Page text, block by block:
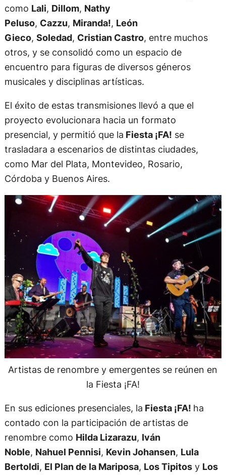
como Lali, Dillom, Nathy
Peluso, Cazzu, Miranda!, León
Gieco, Soledad, Cristian Castro, entre muchos
otros, y se consolidó como un espacio de
encuentro para figuras de diversos géneros
musicales y disciplinas artísticas.
El éxito de estas transmisiones llevó a que el
proyecto evolucionara hacia un formato
presencial, y permitió que la Fiesta ¡FA! se
trasladara a escenarios de distintas ciudades,
como Mar del Plata, Montevideo, Rosario,
Córdoba y Buenos Aires.
Artistas de renombre y emergentes se reúnen en
la Fiesta ¡FA!
En sus ediciones presenciales, la Fiesta ¡FA! ha
contado con la participación de artistas de
renombre como Hilda Lizarazu, Iván
Noble, Nahuel Pennisi, Kevin Johansen, Lula
Bertoldi, El Plan de la Mariposa, Los Tipitosy Los